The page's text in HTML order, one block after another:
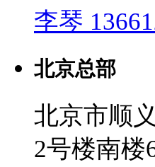
李琴
北京总部
北京市顺
2号楼南楼